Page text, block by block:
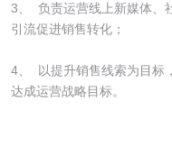
3、 负责运营线上新媒体、
引流促进销售转化；
4、 以提升销售线索为目标
达成运营战略目标。